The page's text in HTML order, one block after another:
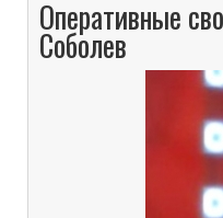
Оперативные
Соболев